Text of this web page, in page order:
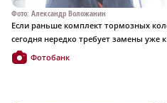
Фото: Александр Воложанин
Если раньше комплект тормозных
сегодня нередко требует замены уже
Фотобанк